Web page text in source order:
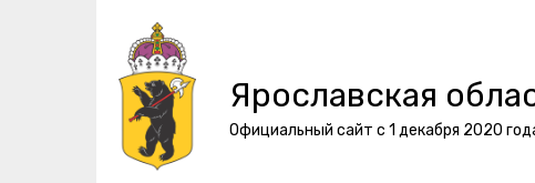
Ярославская
Официальный сайт с 1 декабря 2020